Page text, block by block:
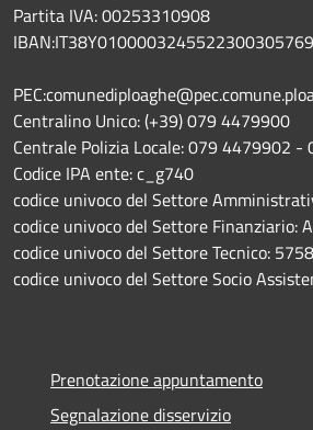
Partita IVA: 00253310908
IBAN:IT38Y0100003245522300305769
Centralino Unico: (+39) 079 4479900
Centrale Polizia Locale: 079 4479902 -
Codice IPA ente: c_g740
codice univoco del Settore
codice univoco del Settore Finanziario:
codice univoco del Settore Tecnico:
codice univoco del Settore Socio
Prenotazione appuntamento
Segnalazione disservizio